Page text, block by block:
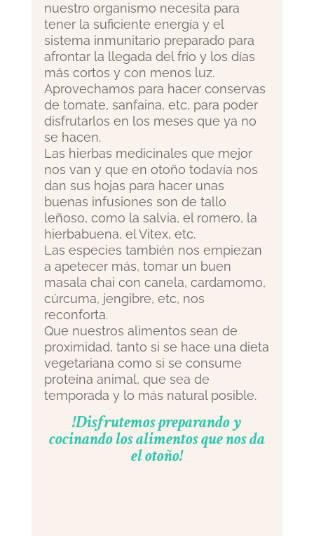
nuestro organismo necesita para
tener la suficiente energía y el
sistema inmunitario preparado para
afrontar la llegada del frío y los días
más cortos y con menos luz.
Aprovechamos para hacer conservas
de tomate, sanfaina, etc, para poder
disfrutarlos en los meses que ya no
se hacen.
Las hierbas medicinales que mejor
nos van y que en otoño todavía nos
dan sus hojas para hacer unas
buenas infusiones son de tallo
leñoso, como la salvia, el romero, la
hierbabuena, el Vitex, etc.
Las especies también nos empiezan
a apetecer más, tomar un buen
masala chai con canela, cardamomo,
cúrcuma, jengibre, etc, nos
reconforta.
Que nuestros alimentos sean de
proximidad, tanto si se hace una dieta
vegetariana como si se consume
proteína animal, que sea de
temporada y lo más natural posible.
!Disfrutemos preparando y
cocinando los alimentos que nos da
el otoño!